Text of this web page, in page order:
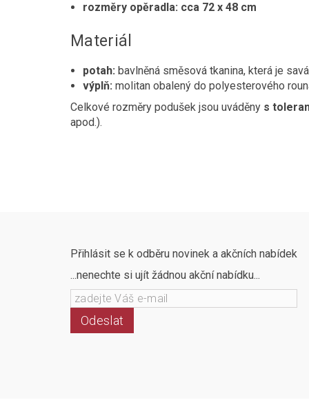
rozměry opěradla: cca 72 x 48 cm
Materiál
potah: bavlněná směsová tkanina, která je
výplň: molitan obalený do polyesterového
Celkové rozměry podušek jsou uváděny s
apod.).
Přihlásit se k odběru novinek a akčních nabídek
...nenechte si ujít žádnou akční nabídku...
Odeslat